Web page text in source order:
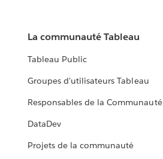
La communauté Tableau
Tableau Public
Groupes d'utilisateurs Tableau
Responsables de la Communauté
DataDev
Projets de la communauté